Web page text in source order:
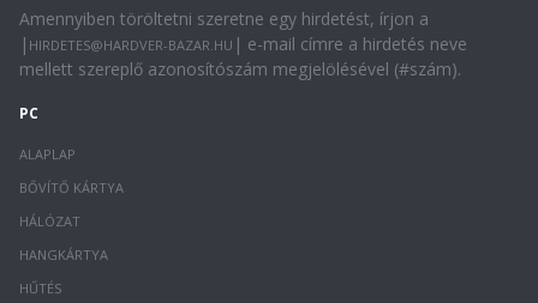
Amennyiben töröltetni szeretne egy hirdetést, írjon a
| HIRDETES@HARDVER-BAZAR.HU | e-mail címre a hirdetés neve
mellett szereplő azonosítószám megjelölésével (#szám).
PC
ALAPLAP
BŐVÍTŐ KÁRTYA
HÁLÓZAT
HANGKÁRTYA
HŰTÉS